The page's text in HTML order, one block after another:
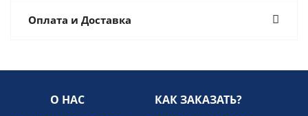
Оплата и Доставка
О НАС КАК ЗАКАЗАТЬ?